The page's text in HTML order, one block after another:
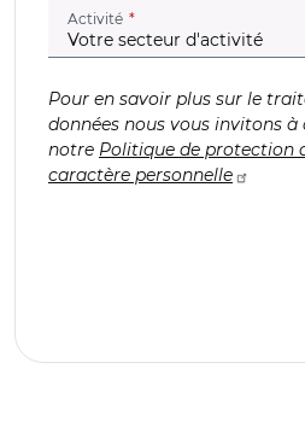
Activité (champ obligatoire)
Pour en savoir plus sur le
données nous vous invitons à
notre Politique de protection
caractère personnelle